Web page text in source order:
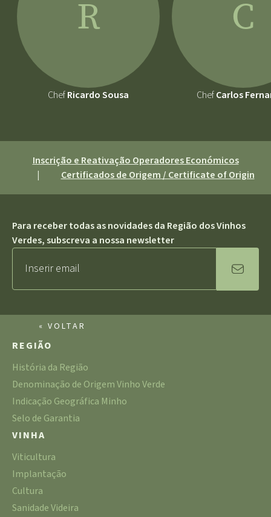
R
ChefRicardo Sousa
C
ChefCarlos
Inscrição e Reativação Operadores Económicos
|
Certificados de Origem / Certificate of Origin
Para receber todas as novidades da Região dos Vinhos
Verdes, subscreva a nossa newsletter
« VOLTAR
REGIÃO
História da Região
Denominação de Origem Vinho Verde
Indicação Geográfica Minho
Selo de Garantia
VINHA
Viticultura
Implantação
Cultura
Sanidade Videira